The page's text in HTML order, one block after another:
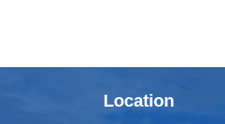
Location